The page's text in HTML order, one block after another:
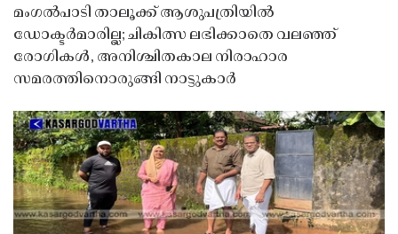
മംഗൽപാടി താലൂക്ക് ആശുപത്രിയിൽ
ഡോക്ടർമാരില്ല; ചികിത്സ ലഭിക്കാതെ വലഞ്ഞ്
രോഗികൾ, അനിശ്ചിതകാല നിരാഹാര
സമരത്തിനൊരുങ്ങി നാട്ടുകാർ